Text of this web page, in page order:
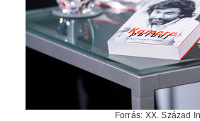
Forrás: XX. Század